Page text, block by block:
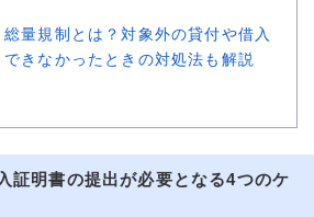
総量規制とは？対象外の貸付や借入
できなかったときの対処法も解説
証明書の提出が必要となる4つのケ